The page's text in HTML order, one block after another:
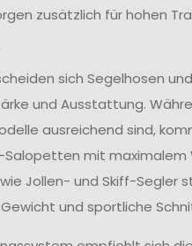
zusätzlich für hohen
sich Segelhosen
und Ausstattung.
ausreichend sind,
mit
Jollen- und Skiff-Segler
und sportliche